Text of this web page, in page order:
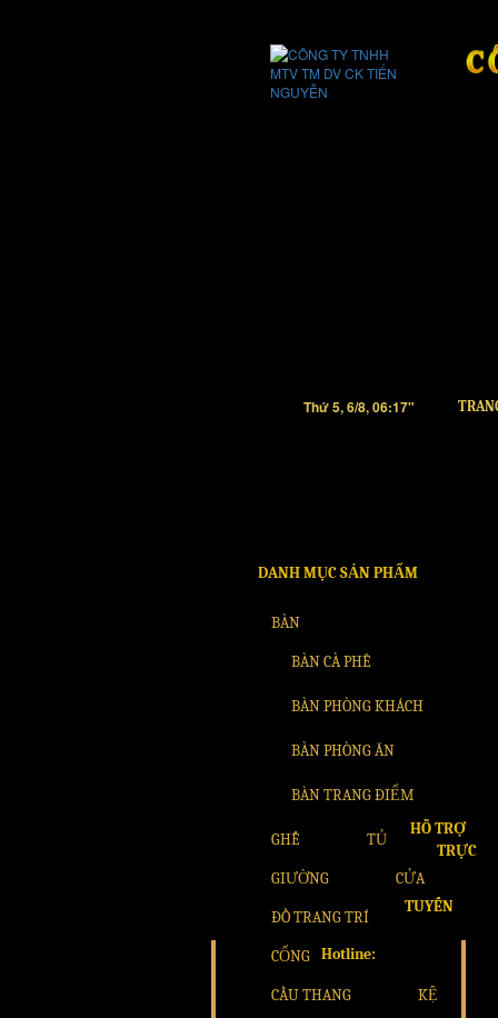
Thứ 5, 6/8, 06:17"
DANH MỤC SẢN PHẨM
BÀN
BÀN CÀ PHÊ
BÀN PHÒNG KHÁCH
BÀN PHÒNG ĂN
BÀN TRANG ĐIỂM
GHẾ TỦ
GIƯỜNG CỬA
ĐỒ TRANG TRÍ
CỔNG
CẦU THANG KỆ
HỖ TRỢ
TRỰC
TUYẾN
Hotline: